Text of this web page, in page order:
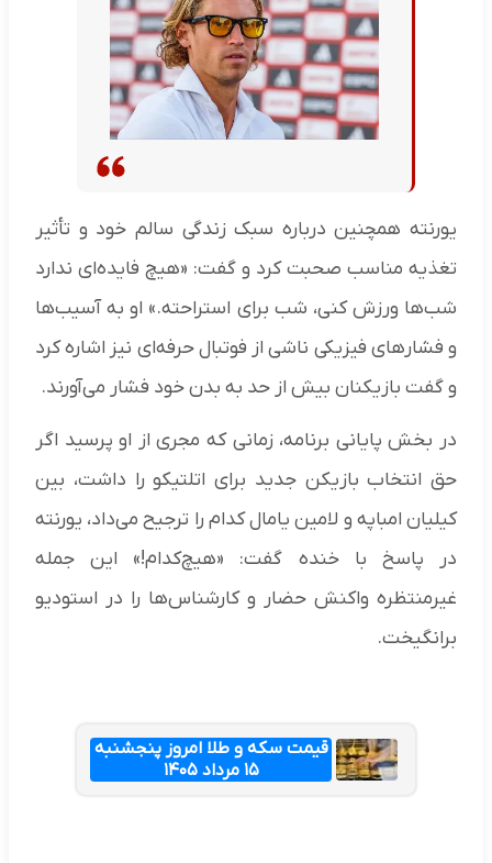
یورنته همچنین درباره سبک زندگی سالم خود و تأثیر
تغذیه مناسب صحبت کرد و گفت: «هیچ فایده‌ای ندارد
شب‌ها ورزش کنی، شب برای استراحته.» او به آسیب‌ها
و فشارهای فیزیکی ناشی از فوتبال حرفه‌ای نیز اشاره کرد
و گفت بازیکنان بیش از حد به بدن خود فشار می‌آورند.
در بخش پایانی برنامه، زمانی که مجری از او پرسید اگر
حق انتخاب بازیکن جدید برای اتلتیکو را داشت، بین
کیلیان امباپه و لامین یامال کدام را ترجیح می‌داد، یورنته
در پاسخ با خنده گفت: «هیچ‌کدام!» این جمله
غیرمنتظره واکنش حضار و کارشناس‌ها را در استودیو
برانگیخت.
قیمت سکه و طلا امروز پنجشنبه
۱۵ مرداد ۱۴۰۵